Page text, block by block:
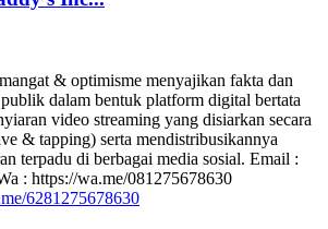
& optimisme menyajikan fakta dan
dalam bentuk platform digital bertata
video streaming yang disiarkan secara
& tapping) serta mendistribusikannya
terpadu di berbagai media sosial. Email :
: https://wa.me/081275678630
6281275678630